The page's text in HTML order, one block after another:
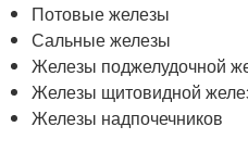
Потовые железы
Сальные железы
Железы поджелудочной
Железы щитовидной
Железы надпочечников